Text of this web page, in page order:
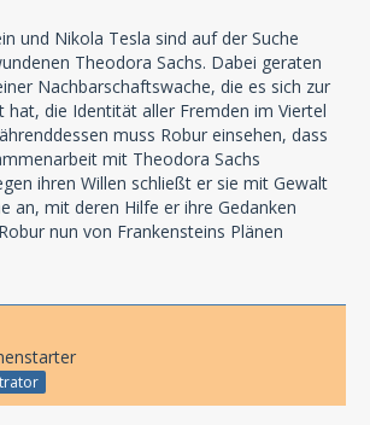
und Nikola Tesla sind auf der Suche
Theodora Sachs. Dabei geraten
Nachbarschaftswache, die es sich zur
hat, die Identität aller Fremden im Viertel
muss Robur einsehen, dass
mit Theodora Sachs
ihren Willen schließt er sie mit Gewalt
an, mit deren Hilfe er ihre Gedanken
nun von Frankensteins Plänen